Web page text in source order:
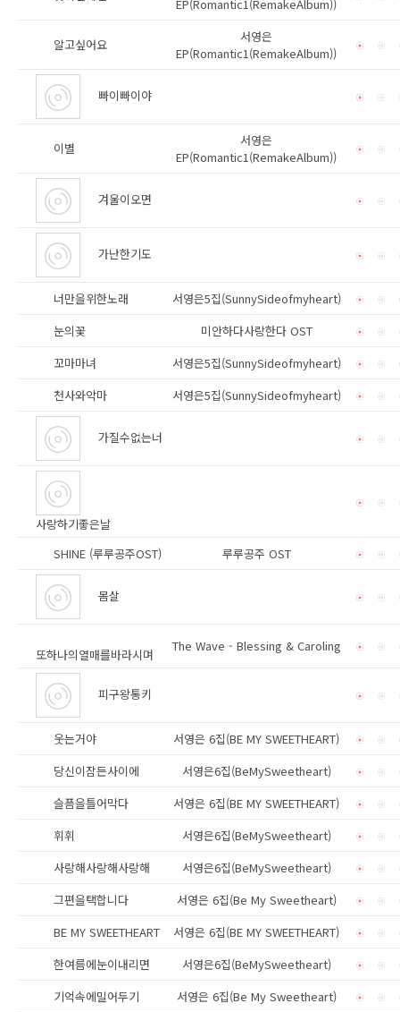
EP(Romantic1(RemakeAlbum))
알고싶어요
서영은
EP(Romantic1(RemakeAlbum))
빠이빠이야
이별
서영은
EP(Romantic1(RemakeAlbum))
겨울이오면
가난한기도
너만을위한노래
서영은5집(SunnySideofmyheart)
눈의꽃
미안하다사랑한다 OST
꼬마마녀
서영은5집(SunnySideofmyheart)
천사와악마
서영은5집(SunnySideofmyheart)
가질수없는너
사랑하기좋은날
SHINE (루루공주OST)
루루공주 OST
몸살
또하나의열매를바라시며
The Wave - Blessing & Caroling
피구왕통키
웃는거야
서영은 6집(BE MY SWEETHEART)
당신이잠든사이에
서영은6집(BeMySweetheart)
슬픔을틀어막다
서영은 6집(BE MY SWEETHEART)
휘휘
서영은6집(BeMySweetheart)
사랑해사랑해사랑해
서영은6집(BeMySweetheart)
그편을택합니다
서영은 6집(Be My Sweetheart)
BE MY SWEETHEART
서영은 6집(BE MY SWEETHEART)
한여름에눈이내리면
서영은6집(BeMySweetheart)
기억속에밀어두기
서영은 6집(Be My Sweetheart)